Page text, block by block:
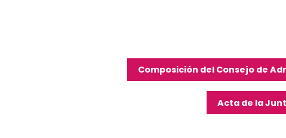
Composición del Consejo de
Acta de la